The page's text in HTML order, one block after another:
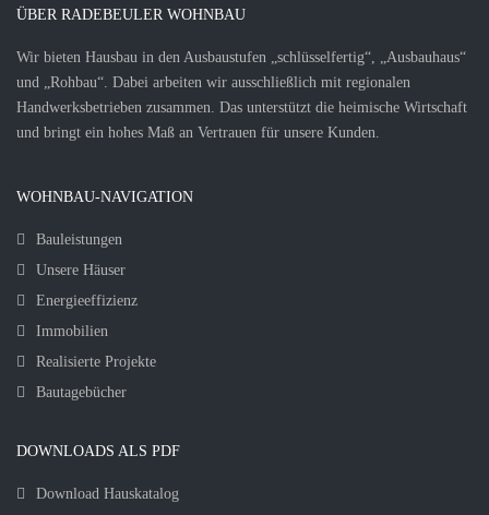
ÜBER RADEBEULER WOHNBAU
Wir bieten Hausbau in den Ausbaustufen „schlüsselfertig“, „Ausbauhaus“
und „Rohbau“. Dabei arbeiten wir ausschließlich mit regionalen
Handwerksbetrieben zusammen. Das unterstützt die heimische Wirtschaft
und bringt ein hohes Maß an Vertrauen für unsere Kunden.
WOHNBAU-NAVIGATION
Bauleistungen
Unsere Häuser
Energieeffizienz
Immobilien
Realisierte Projekte
Bautagebücher
DOWNLOADS ALS PDF
Download Hauskatalog